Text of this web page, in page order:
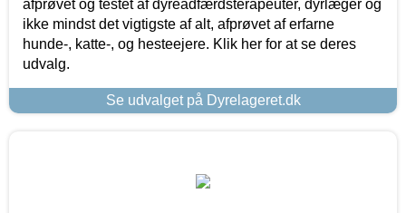
afprøvet og testet af dyreadfærdsterapeuter, dyrlæger og
ikke mindst det vigtigste af alt, afprøvet af erfarne
hunde-, katte-, og hesteejere. Klik her for at se deres
udvalg.
Se udvalget på Dyrelageret.dk